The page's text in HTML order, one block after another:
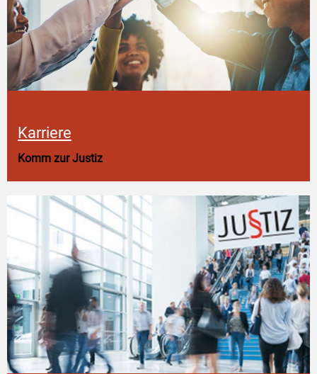
Karriere
Komm zur Justiz